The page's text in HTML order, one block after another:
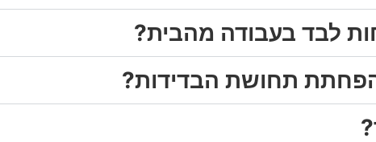
לבד בעבודה מהבית?
תחושת הבדידות?